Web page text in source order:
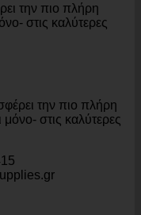
την πιο πλήρη
στις καλύτερες
την πιο πλήρη
στις καλύτερες